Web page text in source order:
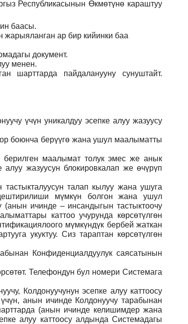
Республикасынын Өкмөтүнө караштуу
баасы.
жарыяланган ар бир кийинки баа
документ.
менен.
шарттарда пайдаланууну сунуштайт.
үчүн уникалдуу эсепке алуу жазуусу
боюнча берүүгө жана ушул маалыматты
берилген маалымат толук эмес же анык
жазуусун блокировкалап же өчүрүп
талап кылуу жана ушуга
мүмкүн болгон жана ушул
(анын ичинде – инсандыгын тастыктоочу
каттоо учурунда көрсөтүлгөн
мүмкүндүк бербей жаткан
укуктуу. Сиз тараптан көрсөтүлгөн
Конфиденциалдуулук саясатынын
Телефондун бул номери Системага
Колдонуучунун эсепке алуу каттоосу
анын ичинде Колдонуучу тарабынан
(анын ичинде келишимдер жана
алуу каттоосу алдында Системадагы